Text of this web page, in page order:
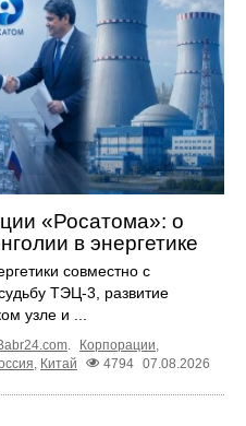
«Росатома»: о
в энергетике
совместно с
ТЭЦ‑3, развитие
узле и ...
. Корпорации,
, Китай 4794 07.08.2026